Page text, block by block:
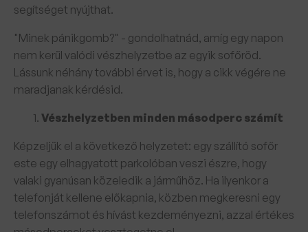
segítséget nyújthat.
"Minek pánikgomb?" - gondolhatnád, amíg egy napon
nem kerül valódi vészhelyzetbe az egyik sofőröd.
Lássunk néhány további érvet is, hogy a cikk végére ne
maradjanak kérdésid.
Vészhelyzetben minden másodperc számít
Képzeljük el a következő helyzetet: egy szállító sofőr
este egy elhagyatott parkolóban veszi észre, hogy
valaki gyanúsan közeledik a járműhöz. Ha ilyenkor a
telefonját kellene előkapnia, közben megkeresni egy
telefonszámot és hívást kezdeményezni, azzal értékes